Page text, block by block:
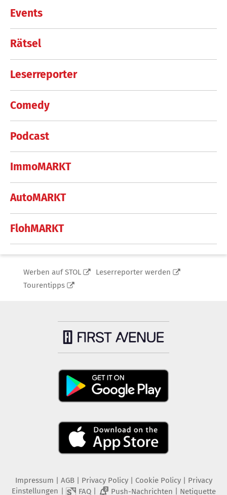
Events
Rätsel
Leserreporter
Comedy
Podcast
ImmoMARKT
AutoMARKT
FlohMARKT
Werben auf STOL
Leserreporter werden
Tourentipps
Impressum AGB Privacy Policy| Cookie Policy| Privacy
Einstellungen
FAQ| 2 Push-Nachrichten Netiquette